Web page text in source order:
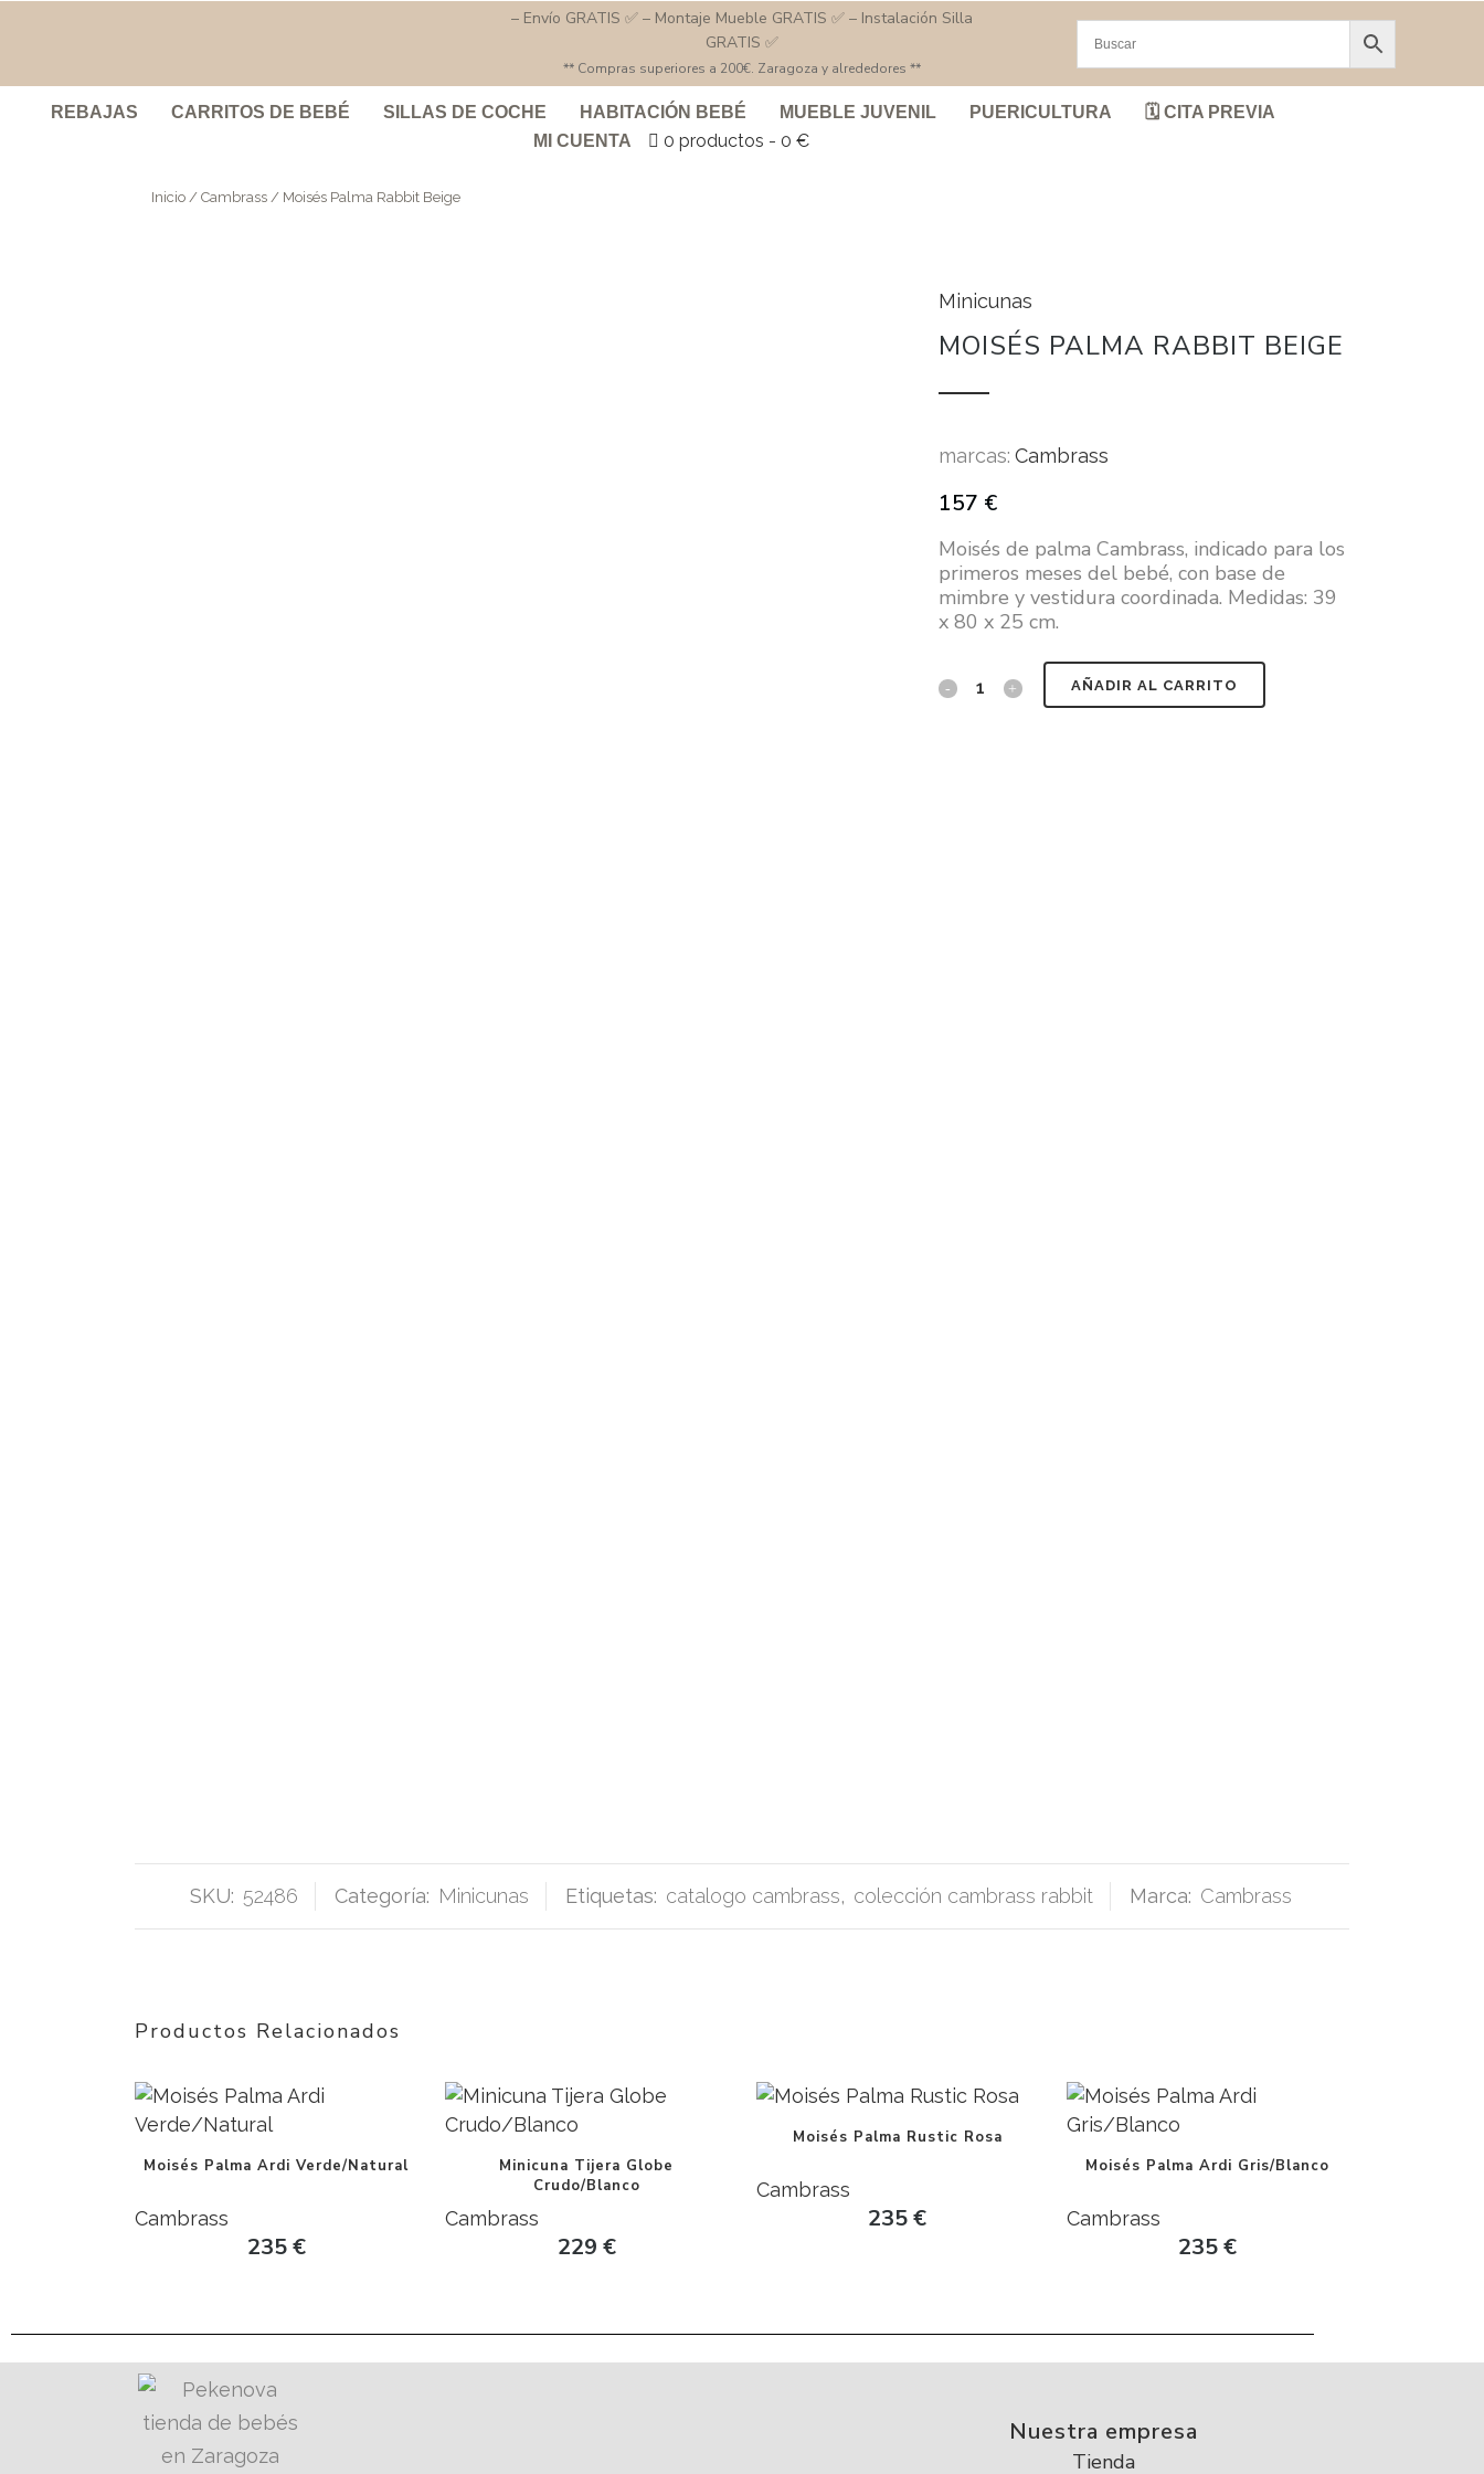
– Envío GRATIS ✅ – Montaje Mueble GRATIS ✅ – Instalación Silla
GRATIS ✅
** Compras superiores a 200€. Zaragoza y alrededores **
REBAJAS CARRITOS DE BEBÉ SILLAS DE COCHE HABITACIÓN BEBÉ MUEBLE JUVENIL PUERICULTURA
🗓️ CITA PREVIA
MI CUENTA
0 productos 0 €
Inicio / Cambrass / Moisés Palma Rabbit Beige
Minicunas
MOISÉS PALMA RABBIT BEIGE
marcas: Cambrass
157 €
Moisés de palma Cambrass, indicado para los
primeros meses del bebé, con base de
mimbre y vestidura coordinada. Medidas: 39
x 80 x 25 cm.
AÑADIR AL CARRITO
SKU: 52486 Categoría: Minicunas Etiquetas: catalogo cambrass, colección cambrass rabbit Marca: Cambrass
Productos Relacionados
Moisés Palma Ardi Verde/Natural
Cambrass
235€
Minicuna Tijera Globe
Crudo/Blanco
Cambrass
229 €
Moisés Palma Rustic Rosa
Cambrass
235€
Moisés Palma Ardi Gris/Blanco
Cambrass
235€
Nuestra empresa
Tienda